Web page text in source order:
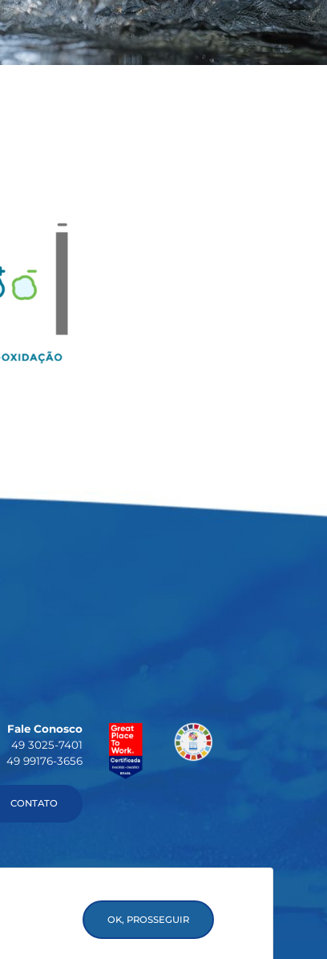
OK, PROSSEGUIR
Fale Conosco
49 3025-7401
49 99176-3656
CONTATO